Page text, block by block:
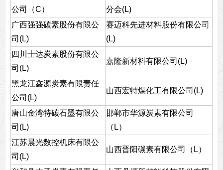
公司（C）
分会(L)
广西强强碳素股份有限公
司(L)
赛迈科先进材料股份有限公司
(L)
四川士达炭素股份有限公
司(L)
嘉隆新材料有限公司(L)
黑龙江鑫源炭素有限责任
公司(L)
山西宏特煤化工有限公司(L)
唐山金湾特碳石墨有限公
司(L)
邯郸市华源炭素有限公司
（L）
江苏晨光数控机床有限公
司(L)
山西晋阳碳素有限公司（L）